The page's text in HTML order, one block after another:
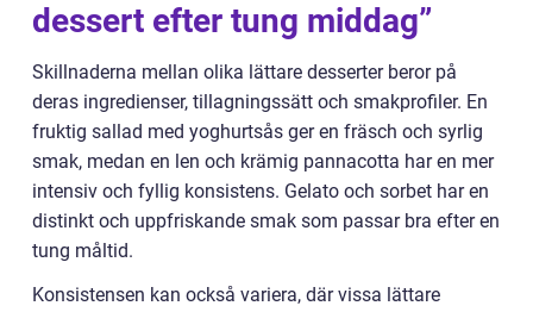
dessert efter tung middag”
Skillnaderna mellan olika lättare desserter beror på
deras ingredienser, tillagningssätt och smakprofiler. En
fruktig sallad med yoghurtsås ger en fräsch och syrlig
smak, medan en len och krämig pannacotta har en mer
intensiv och fyllig konsistens. Gelato och sorbet har en
distinkt och uppfriskande smak som passar bra efter en
tung måltid.
Konsistensen kan också variera, där vissa lättare